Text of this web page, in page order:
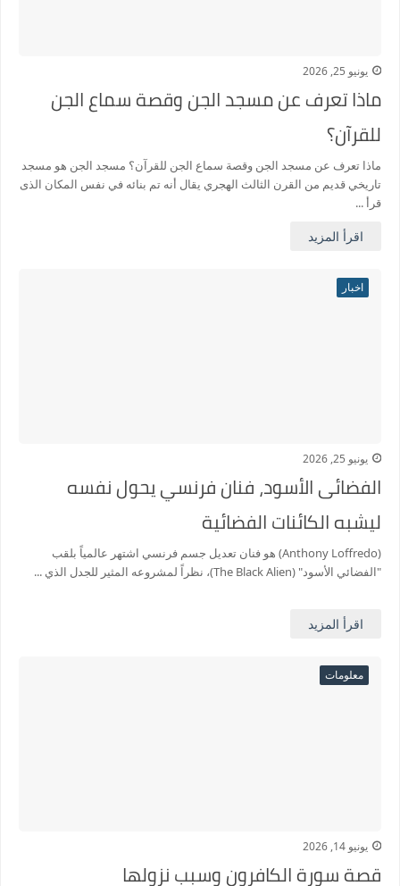
يونيو 25, 2026
ماذا تعرف عن مسجد الجن وقصة سماع الجن
للقرآن؟
ماذا تعرف عن مسجد الجن وقصة سماع الجن للقرآن؟ مسجد الجن هو مسجد
تاريخي قديم من القرن الثالث الهجري يقال أنه تم بنائه في نفس المكان الذى
قرأ ...
اقرأ المزيد
اخبار
يونيو 25, 2026
الفضائى الأسود، فنان فرنسي يحول نفسه
ليشبه الكائنات الفضائية
(Anthony Loffredo) هو فنان تعديل جسم فرنسي اشتهر عالمياً بلقب
"الفضائي الأسود" (The Black Alien)، نظراً لمشروعه المثير للجدل الذي ...
اقرأ المزيد
معلومات
يونيو 14, 2026
قصة سورة الكافرون وسبب نزولها